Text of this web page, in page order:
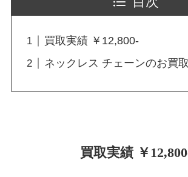
買取実績 ￥12,800-
ネックレス チェーンのお買
買取実績 ￥